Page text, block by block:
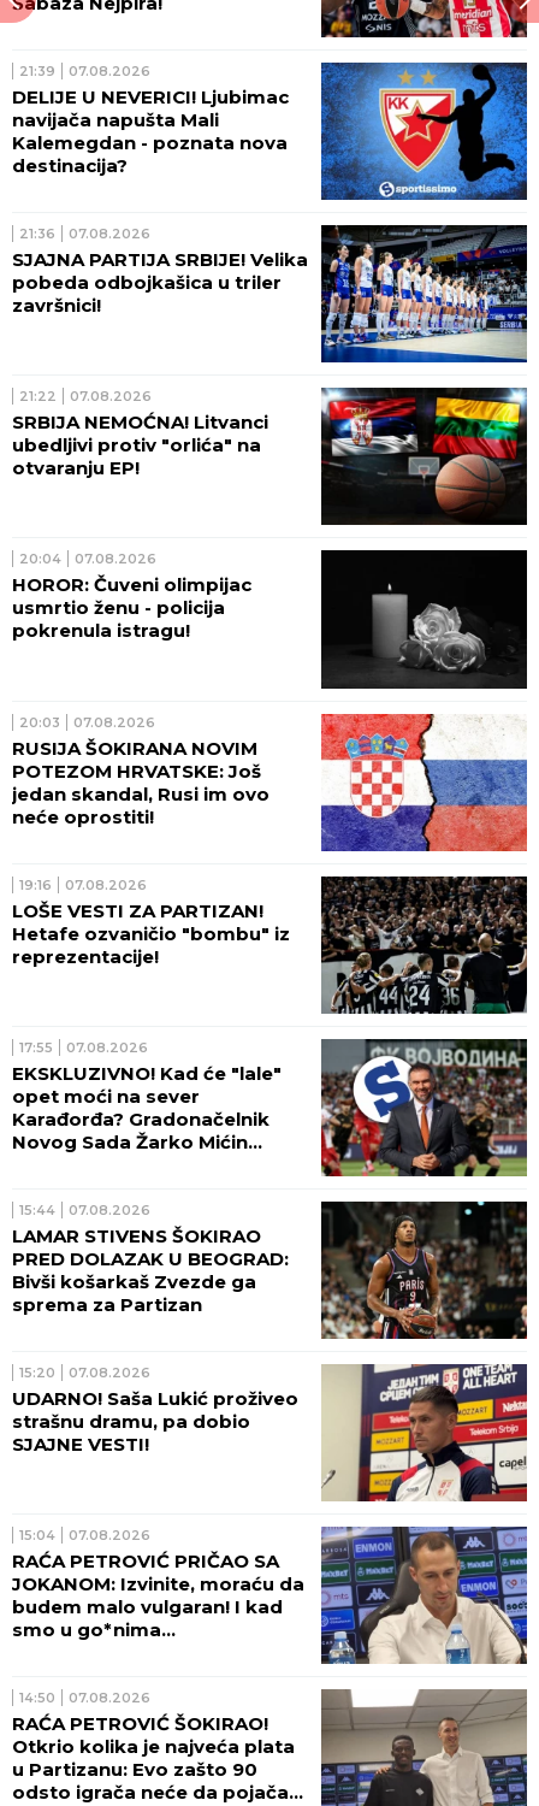
21:39 07.08.2026
DELIJE U NEVERICI! Ljubimac
navijača napušta Mali
Kalemegdan - poznata nova
destinacija?
21:36 07.08.2026
SJAJNA PARTIJA SRBIJE! Velika
pobeda odbojkašica u triler
završnici!
21:22 07.08.2026
SRBIJA NEMOĆNA! Litvanci
ubedljivi protiv "orlića" na
otvaranju EP!
20:04 07.08.2026
HOROR: Čuveni olimpijac
usmrtio ženu - policija
pokrenula istragu!
20:03 07.08.2026
RUSIJA ŠOKIRANA NOVIM
POTEZOM HRVATSKE: Još
jedan skandal, Rusi im ovo
neće oprostiti!
19:16 07.08.2026
LOŠE VESTI ZA PARTIZAN!
Hetafe ozvaničio "bombu" iz
reprezentacije!
17:55 07.08.2026
EKSKLUZIVNO! Kad će "lale"
opet moći na sever
Karađorđa? Gradonačelnik
Novog Sada Žarko Mićin
15:44 07.08.2026
LAMAR STIVENS ŠOKIRAO
PRED DOLAZAK U BEOGRAD:
Bivši košarkaš Zvezde ga
sprema za Partizan
15:20 07.08.2026
UDARNO! Saša Lukić proživeo
strašnu dramu, pa dobio
SJAJNE VESTI!
15:04 07.08.2026
RAĆA PETROVIĆ PRIČAO SA
JOKANOM: Izvinite, moraću da
budem malo vulgaran! I kad
smo u go*nima...
14:50 07.08.2026
RAĆA PETROVIĆ ŠOKIRAO!
Otkrio kolika je najveća plata
u Partizanu: Evo zašto 90
odsto igrača neće da pojača